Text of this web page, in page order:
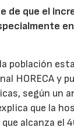
de que el
población
HORECA y
según un
que la
que alcanza